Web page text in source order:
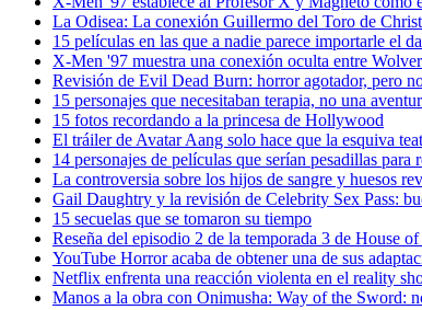
La Odisea: La conexión Guillermo del Toro de
15 películas en las que a nadie parece importarle el
X-Men '97 muestra una conexión oculta entre
Revisión de Evil Dead Burn: horror agotador, pero
15 personajes que necesitaban terapia, no una
15 fotos recordando a la princesa de Hollywood
El tráiler de Avatar Aang solo hace que la esquiva
14 personajes de películas que serían pesadillas para
La controversia sobre los hijos de sangre y huesos
Gail Daughtry y la revisión de Celebrity Sex Pass:
15 secuelas que se tomaron su tiempo
Reseña del episodio 2 de la temporada 3 de House
YouTube Horror acaba de obtener una de sus
Netflix enfrenta una reacción violenta en el reality
Manos a la obra con Onimusha: Way of the Sword: